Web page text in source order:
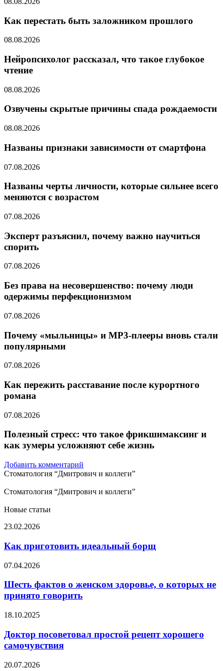
Как перестать быть заложником прошлого
08.08.2026
Нейропсихолог рассказал, что такое глубокое
чтение
08.08.2026
Озвучены скрытые причины спада рождаемости
08.08.2026
Названы признаки зависимости от смартфона
07.08.2026
Названы черты личности, которые сильнее всего
меняются с возрастом
07.08.2026
Эксперт разъяснил, почему важно научиться
спорить
07.08.2026
Без права на несовершенство: почему люди
одержимы перфекционизмом
07.08.2026
Почему «мыльницы» и MP3-плееры вновь стали
популярными
07.08.2026
Как пережить расставание после курортного
романа
07.08.2026
Полезный стресс: что такое фрикшнмаксинг и
как зумеры усложняют себе жизнь
Добавить комментарий
Стоматология “Дмитрович и коллеги”
Стоматология “Дмитрович и коллеги”
Новые статьи
Как
идеальный
борщ
23.02.2026
Как приготовить идеальный борщ
Шесть
о
здоровье,
которых
принято
говорить
07.04.2026
Шесть фактов о женском здоровье, о которых не
принято говорить
Доктор
простой
рецепт
хорошего
18.10.2025
Доктор посоветовал простой рецепт хорошего
самочувствия
Психолог
20.07.2026